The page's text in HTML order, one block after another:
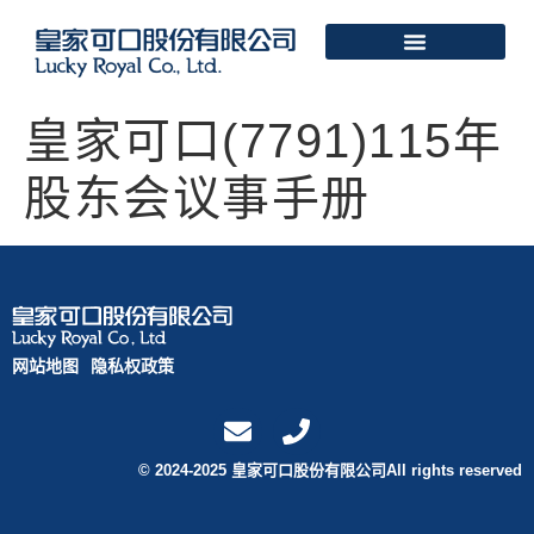
皇家可口(7791)115年
股东会议事手册
网站地图 隐私权政策
© 2024-2025 皇家可口股份有限公司All rights reserved